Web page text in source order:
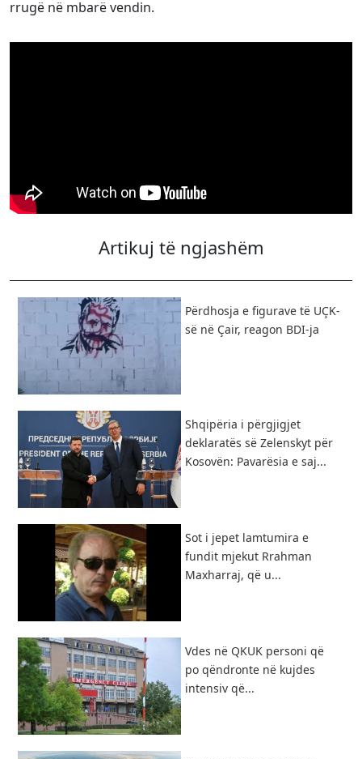
rrugë në mbarë vendin.
Artikuj të ngjashëm
Përdhosja e figurave të UÇK-
së në Çair, reagon BDI-ja
Shqipëria i përgjigjet
deklaratës së Zelenskyt për
Kosovën: Pavarësia e saj...
Sot i jepet lamtumira e
fundit mjekut Rrahman
Maxharraj, që u...
Vdes në QKUK personi që
po qëndronte në kujdes
intensiv që...